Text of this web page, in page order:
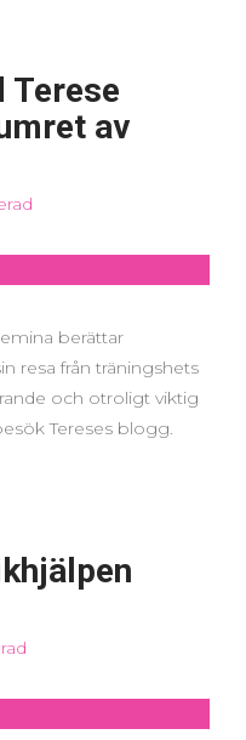
Terese
av
berättar
resa från träningshets
och otroligt viktig
Tereses blogg.